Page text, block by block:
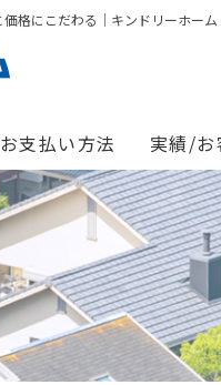
格にこだわる｜キンドリーホーム
支払い方法 実績/お